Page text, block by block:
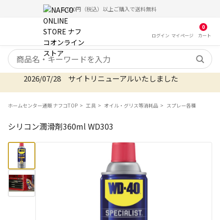
5,000円（税込）以上ご購入で送料無料
ログイン マイ ページ
0
カート
検索キーワード
2026/07/28 サイトリニューアルいたしました
ホームセンター通販 ナフコTOP 工具 オイル・グリス等消耗品 スプレー各種
シリコン潤滑剤360ml WD303